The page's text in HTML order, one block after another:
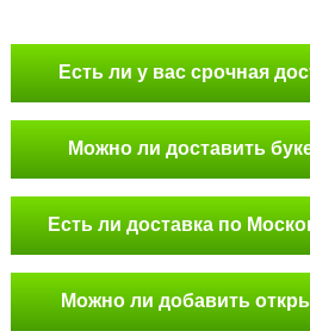
Есть ли у вас срочная
Можно ли доставить
Есть ли доставка по
Можно ли добавить